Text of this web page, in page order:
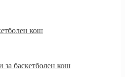
кош
за баскетболен кош